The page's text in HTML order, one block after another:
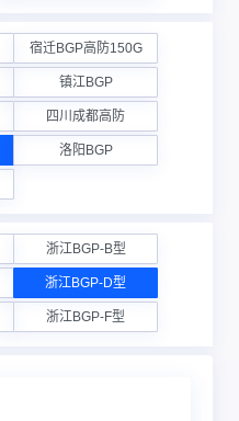
宿迁BGP高防150G
镇江BGP
四川成都高防
洛阳BGP
浙江BGP-B型
浙江BGP-D型
浙江BGP-F型